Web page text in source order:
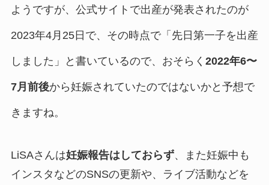
ようですが、公式サイトで出産が発表されたのが
2023年4月25日で、その時点で「先日第一子を出産
しました」と書いているので、おそらく 2022年6〜
7月前後から妊娠されていたのではないかと予想で
きますね。
LiSAさんは妊娠報告はしておらず、また妊娠中も
インスタなどのSNSの更新や、ライブ活動などを